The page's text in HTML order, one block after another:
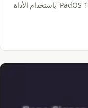
إليك كيفية عمل جلبريك ios 14.3 وأيضًا iPadOS 14.3 باستخدام الأداة